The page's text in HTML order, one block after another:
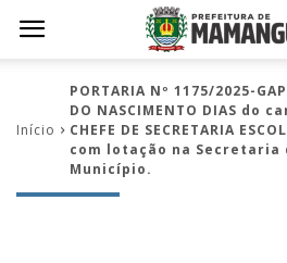
Início
PORTARIA Nº 1175/2025-
DO NASCIMENTO DIAS do
CHEFE DE SECRETARIA
com lotação na Secretaria
Município.